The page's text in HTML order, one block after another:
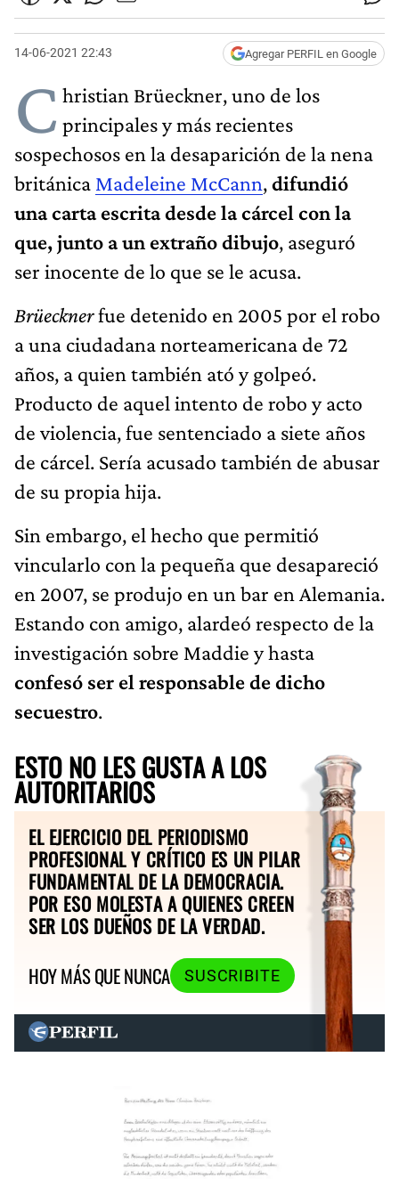
14-06-2021 22:43 Agregar PERFIL en Google
C hristian Brüeckner, uno de los
principales y más recientes
sospechosos en la desaparición de la nena
británica Madeleine McCann,difundió
una carta escrita desde la cárcel con la
que, junto a un extraño dibujo, aseguró
ser inocente de lo que se le acusa.
Brüecknerfue detenido en 2005 por el robo
a una ciudadana norteamericana de 72
años, a quien también ató y golpeó.
Producto de aquel intento de robo y acto
de violencia, fue sentenciado a siete años
de cárcel. Sería acusado también de abusar
de su propia hija.
Sin embargo, el hecho que permitió
vincularlo con la pequeña que desapareció
en 2007, se produjo en un bar en Alemania.
Estando con amigo, alardeó respecto de la
investigación sobre Maddie y hasta
confesó ser el responsable de dicho
secuestro.
ESTO NO LES GUSTA A LOS
AUTORITARIOS
EL EJERCICIO DEL PERIODISMO
PROFESIONAL Y CRÍTICO ES UN PILAR
FUNDAMENTAL DE LA DEMOCRACIA.
POR ESO MOLESTA A QUIENES CREEN
SER LOS DUEÑOS DE LA VERDAD.
HOY MÁS QUE NUNCA
SUSCRIBITE